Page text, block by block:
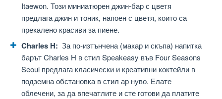
Itaewon. Този миниатюрен джин-бар с цветя
предлага джин и тоник, напоен с цветя, които са
прекалено красиви за пиене.
Charles H: За по-изтънчена (макар и скъпа) напитка
барът Charles H в стил Speakeasy във Four Seasons
Seoul предлага класически и креативни коктейли в
подземна обстановка в стил ар нуво. Елате
облечени, за да впечатлите и сте готови да платите